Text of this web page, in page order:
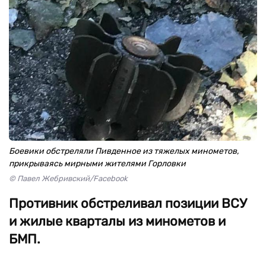
Боевики обстреляли Пивденное из тяжелых минометов,
прикрываясь мирными жителями Горловки
© Павел Жебривский/Facebook
Противник обстреливал позиции ВСУ
и жилые кварталы из минометов и
БМП.